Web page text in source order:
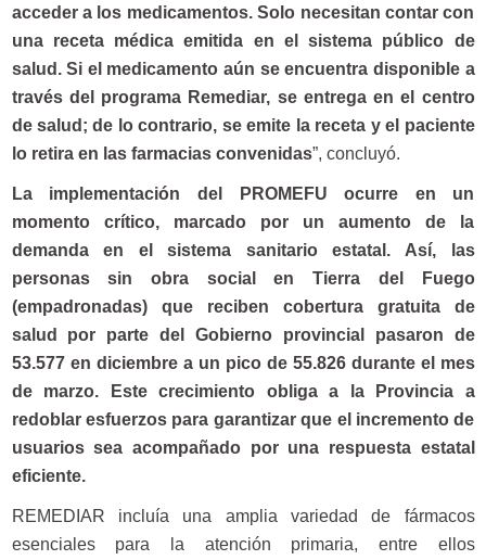
acceder a los medicamentos. Solo necesitan contar con
una receta médica emitida en el sistema público de
salud. Si el medicamento aún se encuentra disponible a
través del programa Remediar, se entrega en el centro
de salud; de lo contrario, se emite la receta y el paciente
lo retira en las farmacias convenidas”, concluyó.
La implementación del PROMEFU ocurre en un
momento crítico, marcado por un aumento de la
demanda en el sistema sanitario estatal. Así, las
personas sin obra social en Tierra del Fuego
(empadronadas) que reciben cobertura gratuita de
salud por parte del Gobierno provincial pasaron de
53.577 en diciembre a un pico de 55.826 durante el mes
de marzo. Este crecimiento obliga a la Provincia a
redoblar esfuerzos para garantizar que el incremento de
usuarios sea acompañado por una respuesta estatal
eficiente.
REMEDIAR incluía una amplia variedad de fármacos
esenciales para la atención primaria, entre ellos